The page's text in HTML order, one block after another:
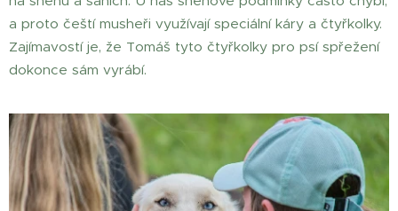
a proto čeští musheři využívají speciální káry a čtyřkolky.
Zajímavostí je, že Tomáš tyto čtyřkolky pro psí spřežení
dokonce sám vyrábí.